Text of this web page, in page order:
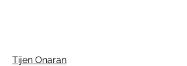
Tijen Onaran